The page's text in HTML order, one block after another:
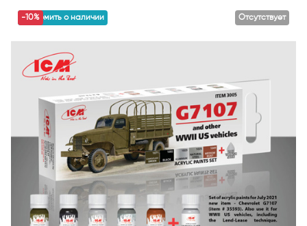
Отсутствует
уведомить о наличии
-10%